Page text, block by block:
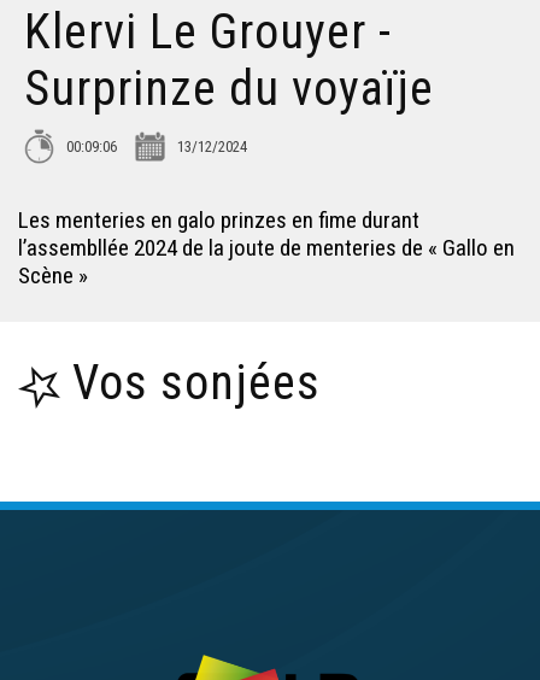
Klervi Le Grouyer -
Surprinze du voyaïje
00:09:06 13/12/2024
Les menteries en galo prinzes en fime durant
l’assembllée 2024 de la joute de menteries de « Gallo en
Scène »
Vos sonjées